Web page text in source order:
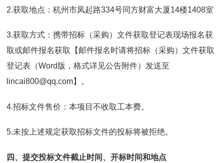
2.获取地点：杭州市凤起路334号同方财富大厦14楼1408室
3.获取方式：携带招标（采购）文件获取登记表现场报名获
取或邮件报名获取【邮件报名时请将招标（采购）文件获取
登记表（Word版，格式详见公告附件）发送至
lincai800@qq.com】。
4.招标文件售价：本项目不收取工本费。
5.未按上述规定获取招标文件的投标将被拒绝。
四、提交投标文件截止时间、开标时间和地点